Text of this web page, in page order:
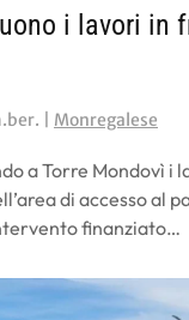
i lavori in
| Monregalese
a Torre Mondovì i
di accesso al
finanziato…